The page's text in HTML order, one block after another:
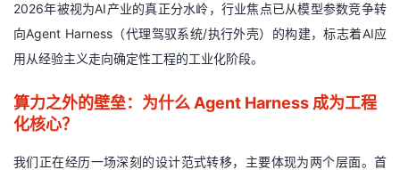
页
开
发
者
的
开
发
我
的
我
2026年被视为AI产业的真正分水岭，行业焦点已从模型参数竞争转
向Agent Harness（代理驾驭系统/执行外壳）的构建，标志着AI应
用从经验主义走向确定性工程的工业化阶段。
算力之外的壁垒：为什么 Agent Harness 成为工程
化核心？
我们正在经历一场深刻的设计范式转移，主要体现为两个层面。首